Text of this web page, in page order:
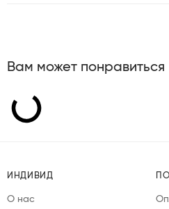
Вам может понравиться
ИНДИВИД
О нас